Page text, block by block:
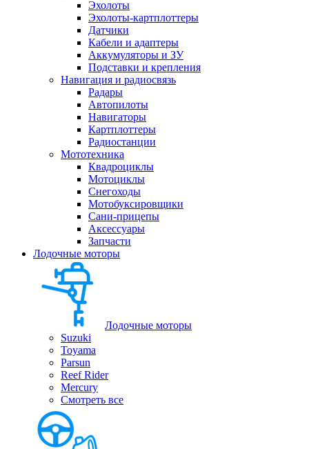
Эхолоты
Эхолоты-картплоттеры
Датчики
Кабели и адаптеры
Аккумуляторы и ЗУ
Подставки и крепления
Навигация и радиосвязь
Радары
Автопилоты
Навигаторы
Картплоттеры
Радиостанции
Мототехника
Квадроциклы
Мотоциклы
Снегоходы
Мотобуксировщики
Сани-прицепы
Аксессуары
Запчасти
Лодочные моторы
Лодочные моторы
Suzuki
Toyama
Parsun
Reef Rider
Mercury
Смотреть все